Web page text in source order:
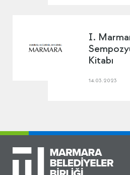
I.
Kitabı
14.03.2023